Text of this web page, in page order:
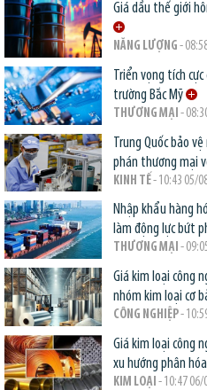
Giá dầu thế giới
NĂNG LƯỢNG -
Triển vọng tích
trường Bắc Mỹ
THƯƠNG MẠI -
Trung Quốc bảo
phán thương mại
KINH TẾ- 10:43 05/
Nhập khẩu hàng
làm động lực bứt
THƯƠNG MẠI -
Giá kim loại công
nhóm kim loại cơ
CÔNG NGHIỆP-
Giá kim loại công
xu hướng phân hóa
KIM LOẠI - 10:47 06/